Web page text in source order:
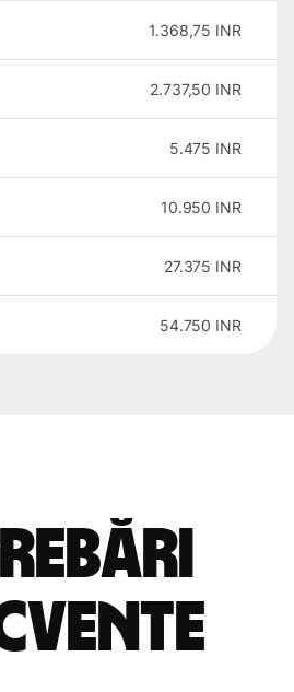
1.368,75 INR
2.737,50 INR
5.475 INR
10.950 INR
27.375 INR
54.750 INR